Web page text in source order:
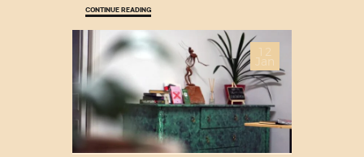
CONTINUE READING
12
Jan